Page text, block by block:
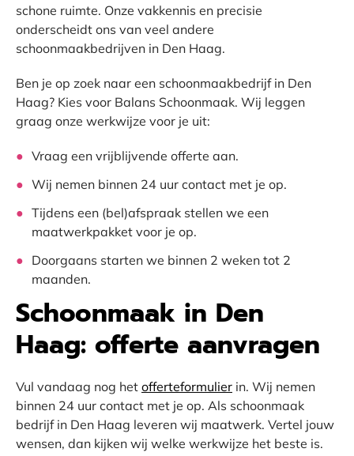
schone ruimte. Onze vakkennis en precisie
onderscheidt ons van veel andere
schoonmaakbedrijven in Den Haag.
Ben je op zoek naar een schoonmaakbedrijf in Den
Haag? Kies voor Balans Schoonmaak. Wij leggen
graag onze werkwijze voor je uit:
Vraag een vrijblijvende offerte aan.
Wij nemen binnen 24 uur contact met je op.
Tijdens een (bel)afspraak stellen we een
maatwerkpakket voor je op.
Doorgaans starten we binnen 2 weken tot 2
maanden.
Schoonmaak in Den
Haag: offerte aanvragen
Vul vandaag nog het offerteformulier in. Wij nemen
binnen 24 uur contact met je op. Als schoonmaak
bedrijf in Den Haag leveren wij maatwerk. Vertel jouw
wensen, dan kijken wij welke werkwijze het beste is.